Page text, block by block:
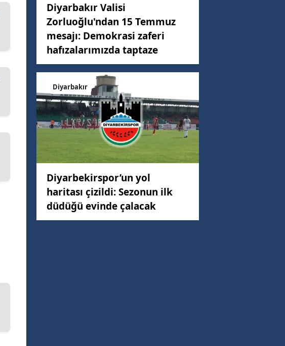
Diyarbakır Valisi
Zorluoğlu'ndan 15 Temmuz
mesajı: Demokrasi zaferi
hafızalarımızda taptaze
Diyarbakır
Diyarbekirspor’un yol
haritası çizildi: Sezonun ilk
düdüğü evinde çalacak